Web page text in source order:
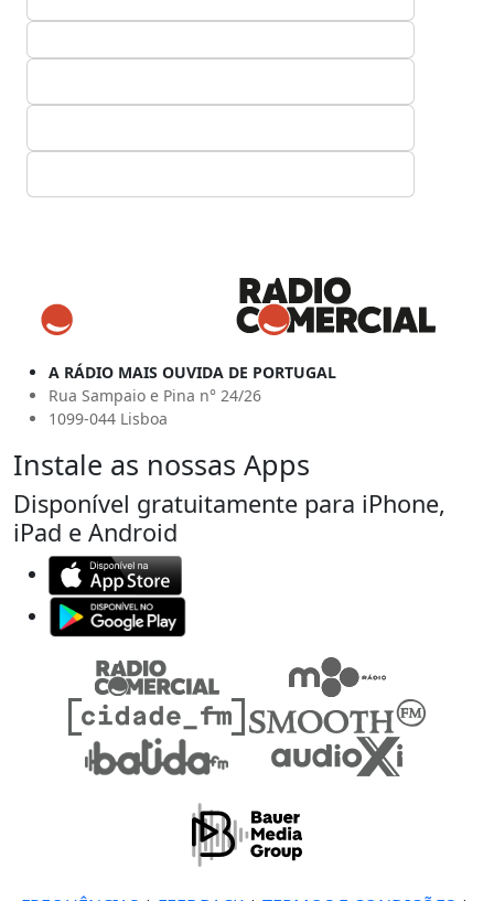
A RÁDIO MAIS OUVIDA DE PORTUGAL
Rua Sampaio e Pina n° 24/26
1099-044 Lisboa
Instale as nossas Apps
Disponível gratuitamente para iPhone,
iPad e Android